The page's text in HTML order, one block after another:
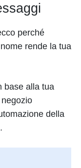
perché
rende la tua
base alla tua
della